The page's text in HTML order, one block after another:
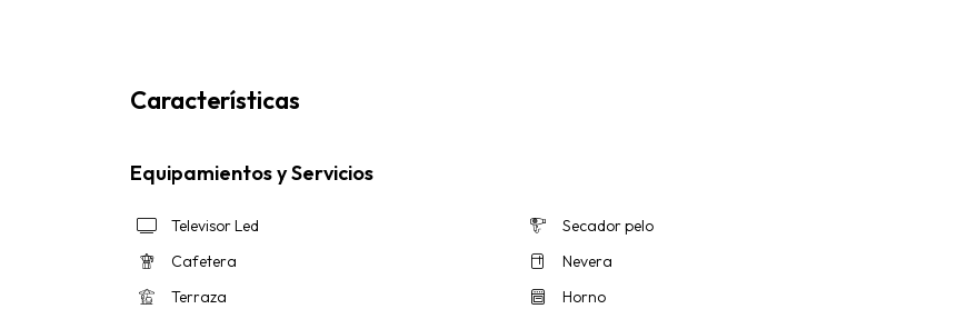
Características
Equipamientos y Servicios
Televisor Led
Secador pelo
Cafetera
Nevera
Terraza
Horno